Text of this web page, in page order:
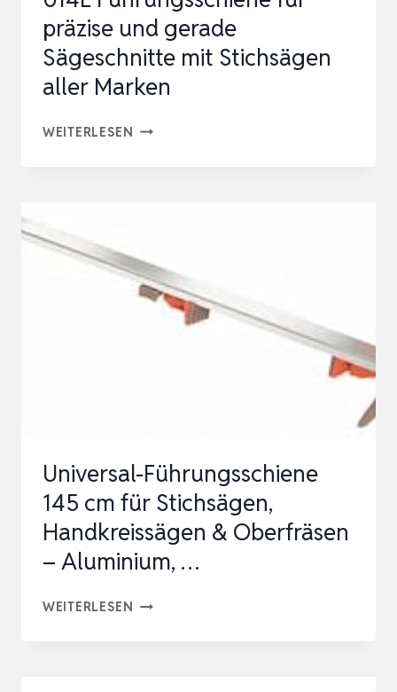
präzise und gerade
Sägeschnitte mit Stichsägen
aller Marken
WEITERLESEN 014L
GERADE
SÄGESCHNITTE
Universal-Führungsschiene
145 cm für Stichsägen,
Handkreissägen & Oberfräsen
– Aluminium, …
WEITERLESEN UNIVERSAL-